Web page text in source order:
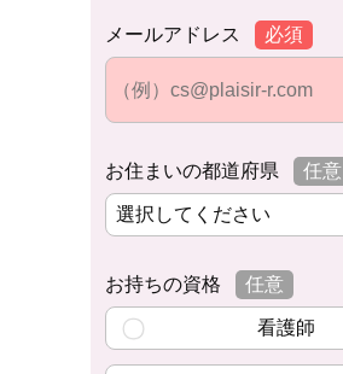
メールアドレス 必須
お住まいの都道府県 任意
お持ちの資格 任意
看護師